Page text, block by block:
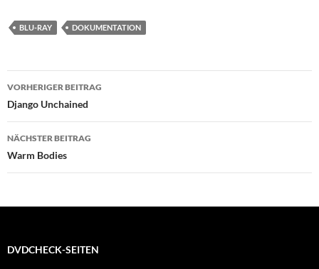
BLU-RAY DOKUMENTATION
Beitragsnavigation
VORHERIGER BEITRAG
Django Unchained
NÄCHSTER BEITRAG
Warm Bodies
DVDCHECK-SEITEN